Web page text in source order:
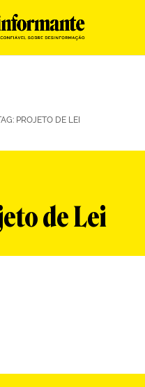
PROJETO DE LEI
de Lei